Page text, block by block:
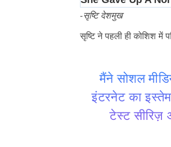
-सृष्टि देशमुख
सृष्टि ने पहली ही कोशिश में
मैंने सोशल
इंटरनेट का
टेस्ट सीरिज़